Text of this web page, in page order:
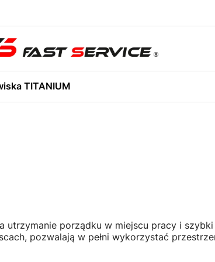
TITANIUM
utrzymanie porządku w miejscu pracy i
pozwalają w pełni wykorzystać